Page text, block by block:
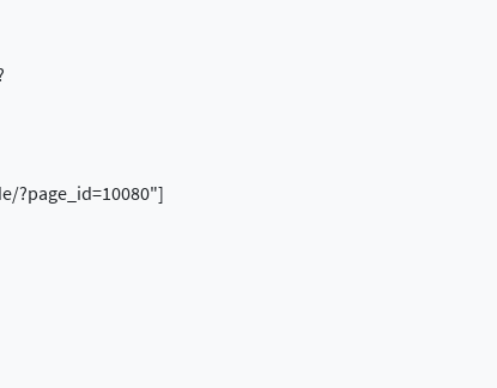
?page_id=10080"]